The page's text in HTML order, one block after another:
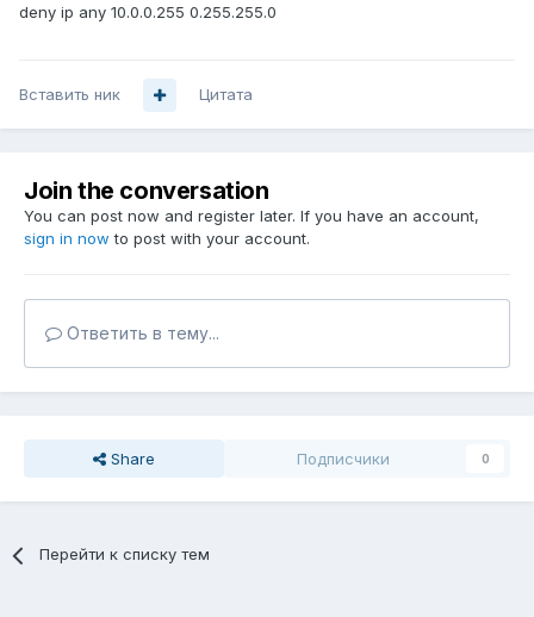
deny ip any 10.0.0.255 0.255.255.0
Вставить ник Цитата
Join the conversation
You can post now and register later. If you have an account,
sign in now to post with your account.
Ответить в тему...
Share Подписчики 0
Перейти к списку тем